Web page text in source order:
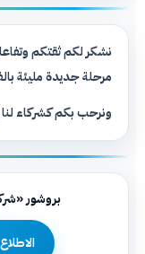
نشكر لكم ثقتكم
مرحلة جديدة مليئة
ونرحب بكم كشركاء لنا
بروشور